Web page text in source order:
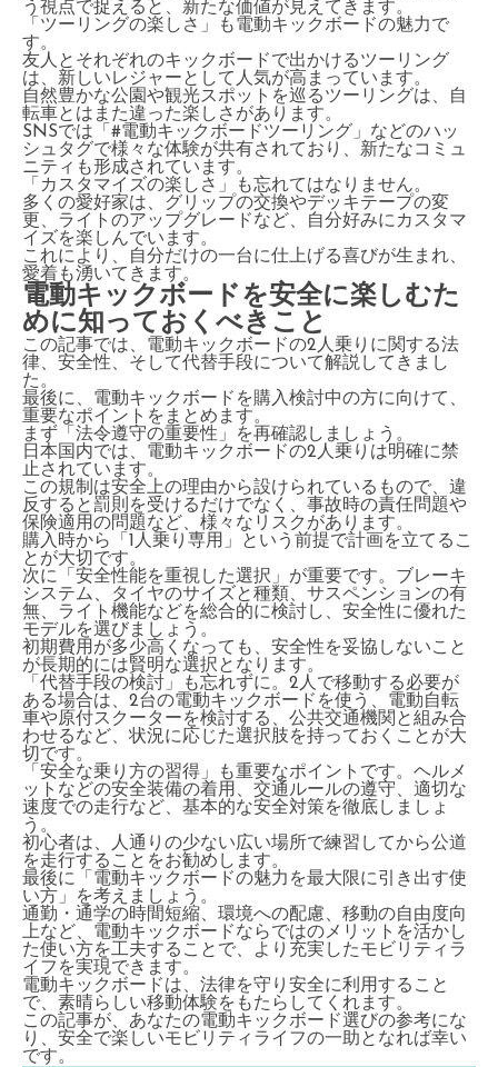
う視点で捉えると、新たな価値が見えてきます。
「ツーリングの楽しさ」も電動キックボードの魅力で
す。
友人とそれぞれのキックボードで出かけるツーリング
は、新しいレジャーとして人気が高まっています。
自然豊かな公園や観光スポットを巡るツーリングは、自
転車とはまた違った楽しさがあります。
SNSでは「#電動キックボードツーリング」などのハッ
シュタグで様々な体験が共有されており、新たなコミュ
ニティも形成されています。
「カスタマイズの楽しさ」も忘れてはなりません。
多くの愛好家は、グリップの交換やデッキテープの変
更、ライトのアップグレードなど、自分好みにカスタマ
イズを楽しんでいます。
これにより、自分だけの一台に仕上げる喜びが生まれ、
愛着も湧いてきます。
電動キックボードを安全に楽しむた
めに知っておくべきこと
この記事では、電動キックボードの2人乗りに関する法
律、安全性、そして代替手段について解説してきまし
た。
最後に、電動キックボードを購入検討中の方に向けて、
重要なポイントをまとめます。
まず「法令遵守の重要性」を再確認しましょう。
日本国内では、電動キックボードの2人乗りは明確に禁
止されています。
この規制は安全上の理由から設けられているもので、違
反すると罰則を受けるだけでなく、事故時の責任問題や
保険適用の問題など、様々なリスクがあります。
購入時から「1人乗り専用」という前提で計画を立てるこ
とが大切です。
次に「安全性能を重視した選択」が重要です。ブレーキ
システム、タイヤのサイズと種類、サスペンションの有
無、ライト機能などを総合的に検討し、安全性に優れた
モデルを選びましょう。
初期費用が多少高くなっても、安全性を妥協しないこと
が長期的には賢明な選択となります。
「代替手段の検討」も忘れずに。2人で移動する必要が
ある場合は、2台の電動キックボードを使う、電動自転
車や原付スクーターを検討する、公共交通機関と組み合
わせるなど、状況に応じた選択肢を持っておくことが大
切です。
「安全な乗り方の習得」も重要なポイントです。ヘルメ
ットなどの安全装備の着用、交通ルールの遵守、適切な
速度での走行など、基本的な安全対策を徹底しましょ
う。
初心者は、人通りの少ない広い場所で練習してから公道
を走行することをお勧めします。
最後に「電動キックボードの魅力を最大限に引き出す使
い方」を考えましょう。
通勤・通学の時間短縮、環境への配慮、移動の自由度向
上など、電動キックボードならではのメリットを活かし
た使い方を工夫することで、より充実したモビリティラ
イフを実現できます。
電動キックボードは、法律を守り安全に利用すること
で、素晴らしい移動体験をもたらしてくれます。
この記事が、あなたの電動キックボード選びの参考にな
り、安全で楽しいモビリティライフの一助となれば幸い
です。